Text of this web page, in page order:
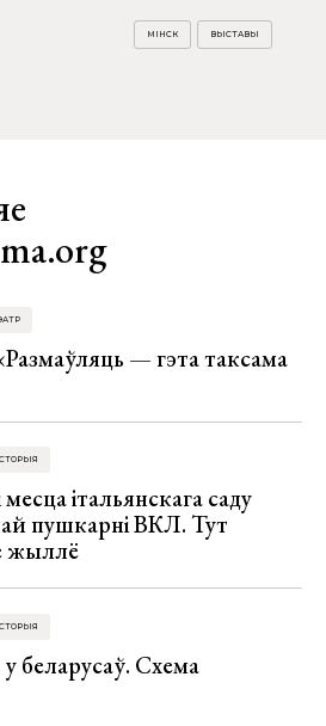
МІНСК ВЫСТАВЫ
— гэта таксама
італьянскага саду
пушкарні ВКЛ. Тут
жыллё
беларусаў. Схема